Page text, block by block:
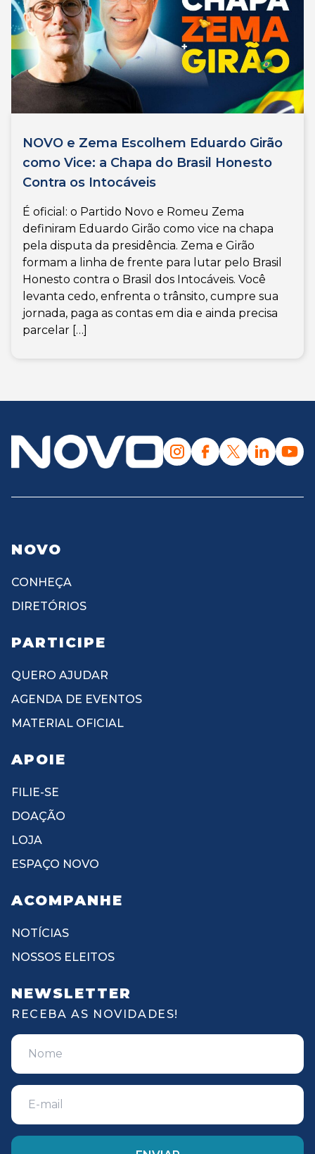
NOVO e Zema Escolhem Eduardo Girão
como Vice: a Chapa do Brasil Honesto
Contra os Intocáveis
É oficial: o Partido Novo e Romeu Zema
definiram Eduardo Girão como vice na chapa
pela disputa da presidência. Zema e Girão
formam a linha de frente para lutar pelo Brasil
Honesto contra o Brasil dos Intocáveis. Você
levanta cedo, enfrenta o trânsito, cumpre sua
jornada, paga as contas em dia e ainda precisa
parcelar […]
NOVO
CONHEÇA
DIRETÓRIOS
PARTICIPE
QUERO AJUDAR
AGENDA DE EVENTOS
MATERIAL OFICIAL
APOIE
FILIE-SE
DOAÇÃO
LOJA
ESPAÇO NOVO
ACOMPANHE
NOTÍCIAS
NOSSOS ELEITOS
NEWSLETTER
RECEBA AS NOVIDADES!